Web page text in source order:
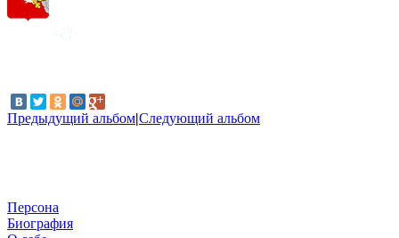
Предыдущий альбом|Следующий альбом
Персона
Биография